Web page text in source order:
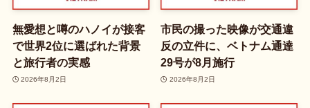
無愛想と噂のハノイが接客
で世界2位に選ばれた背景
と旅行者の実感
2026年8月2日
市民の撮った映像が交通違
反の立件に、ベトナム通達
29号が8月施行
2026年8月2日